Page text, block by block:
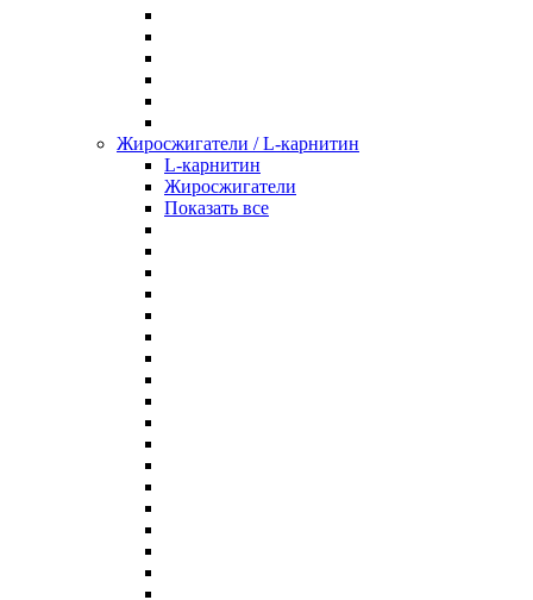
Жиросжигатели / L-карнитин
L-карнитин
Жиросжигатели
Показать все